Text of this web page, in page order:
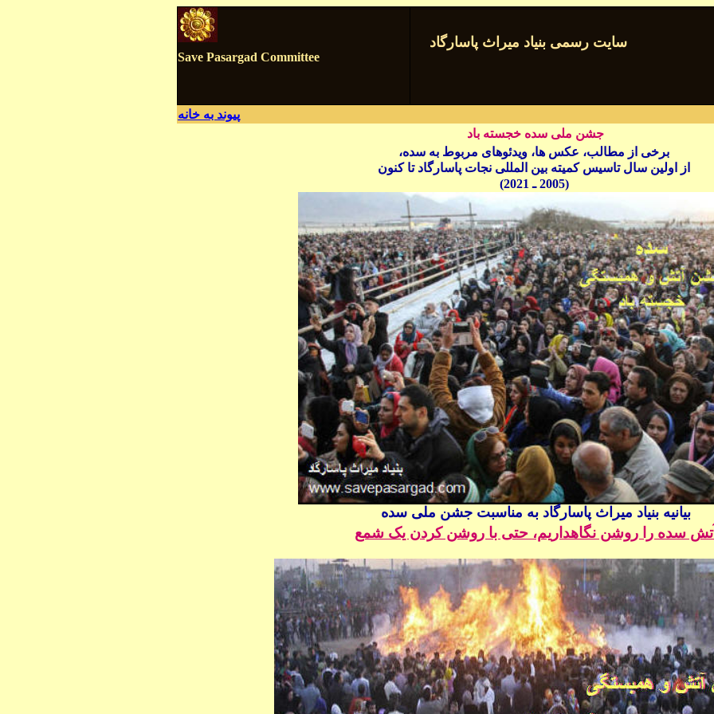
Save Pasargad Committee
سایت رسمی بنیاد میراث پاسارگاد
پيوند به خانه
جشن ملی سده خجسته باد
برخی از مطالب، عکس ها، ویدئوهای مربوط به سده،
از اولین سال تاسیس کمیته بین المللی نجات پاسارگاد تا کنون
(2005 ـ 20
21)
بیانیه بنیاد میراث پاسارگاد به مناسبت جشن ملی سده
سده را روشن نگاهداریم، حتی با روشن کردن یک شمع